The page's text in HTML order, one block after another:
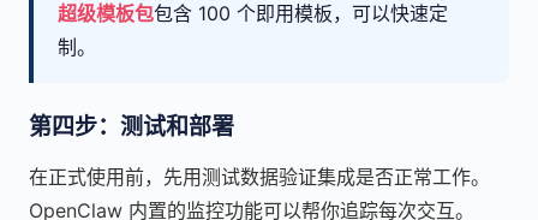
超级模板包包含 100 个即用模板，可以快速定
制。
第四步：测试和部署
在正式使用前，先用测试数据验证集成是否正常工作。
OpenClaw 内置的监控功能可以帮你追踪每次交互。